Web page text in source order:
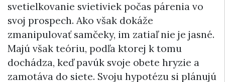
svetielkovanie svietiviek počas párenia vo
svoj prospech. Ako však dokáže
zmanipulovať samčeky, im zatiaľ nie je jasné.
Majú však teóriu, podľa ktorej k tomu
dochádza, keď pavúk svoje obete hryzie a
zamotáva do siete. Svoju hypotézu si plánujú